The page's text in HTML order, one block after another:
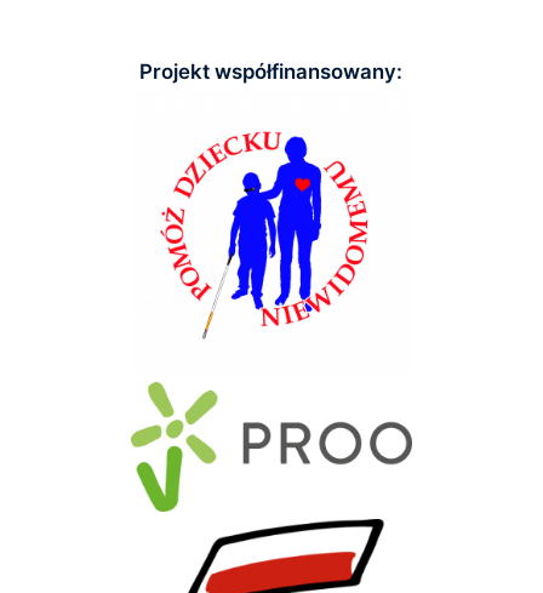
Projekt współfinansowany: